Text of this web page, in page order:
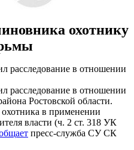
охотнику
расследование в отношении
расследование в отношении
Ростовской области.
в применении
власти (ч. 2 ст. 318 УК
пресс-служба СУ СК